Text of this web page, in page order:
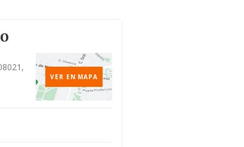
VER EN MAPA